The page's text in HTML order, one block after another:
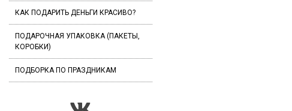
КАК ПОДАРИТЬ ДЕНЬГИ КРАСИВО?
ПОДАРОЧНАЯ УПАКОВКА (ПАКЕТЫ,
КОРОБКИ)
ПОДБОРКА ПО ПРАЗДНИКАМ